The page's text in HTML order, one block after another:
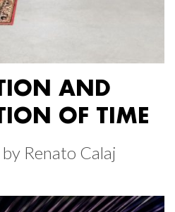
AND
OF TIME
Renato Calaj